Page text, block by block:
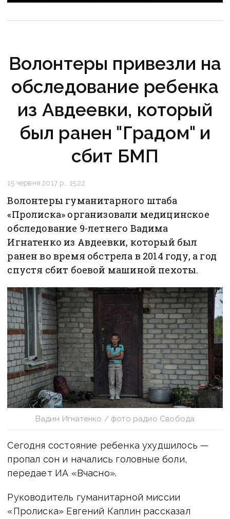
Волонтеры привезли на
обследование ребенка
из Авдеевки, который
был ранен "Градом" и
сбит БМП
15 червня 2017 р., 15:22
Волонтеры гуманитарного штаба
«Пролиска» организовали медицинское
обследование 9-летнего Вадима
Игнатенко из Авдеевки, который был
ранен во время обстрела в 2014 году, а год
спустя сбит боевой машиной пехоты.
Вадим Игнатенко / фото радио Свобода
Сегодня состояние ребенка ухудшилось —
пропал сон и начались головные боли,
передает ИА «Вчасно».
Руководитель гуманитарной миссии
«Пролиска» Евгений Каплин рассказал